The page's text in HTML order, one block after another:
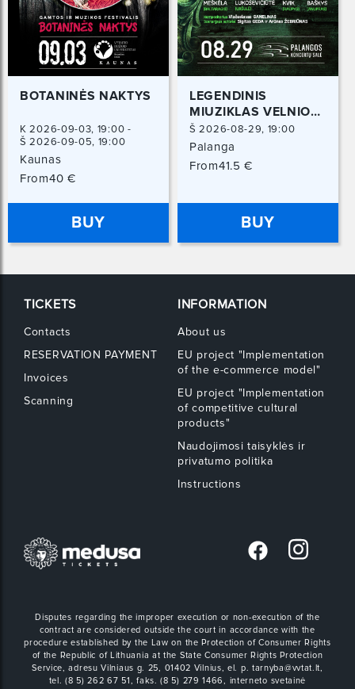
BOTANINĖS NAKTYS
K 2026-09-03, 19:00 -
Š 2026-09-05, 19:00
Kaunas
From40 €
BUY
LEGENDINIS
MIUZIKLAS VELNIO
NUOTAKA | ARENA
ŠOU
Š 2026-08-29, 19:00
Palanga
From41.5 €
BUY
TICKETS
Contacts
RESERVATION PAYMENT
Invoices
Scanning
INFORMATION
About us
EU project "Implementation
of the e-commerce model"
EU project "Implementation
of competitive cultural
products"
Naudojimosi taisyklės ir
privatumo politika
Instructions
Disputes regarding the improper execution or non-execution of the
contract are considered outside the court in accordance with the
procedure established by the Law on the Protection of Consumer Rights
of the Republic of Lithuania at the State Consumer Rights Protection
Service, adresu Vilniaus g. 25, 01402 Vilnius, el. p. tarnyba@vvtat.lt,
tel. (8 5) 262 67 51, faks. (8 5) 279 1466, interneto svetainė